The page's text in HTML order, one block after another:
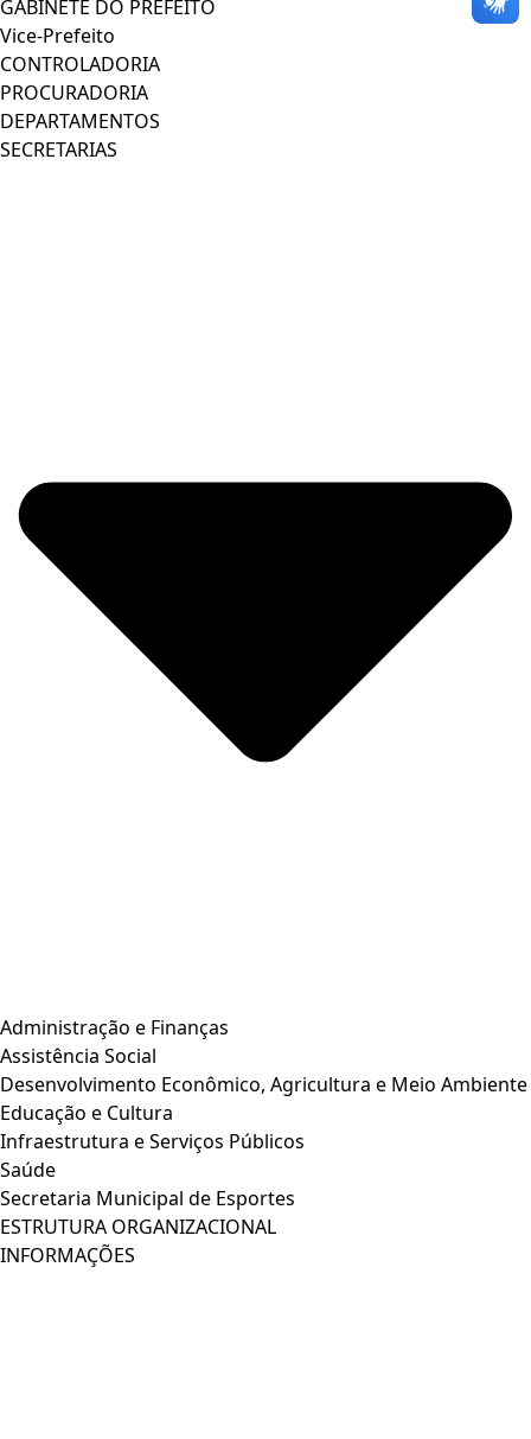
GABINETE DO PREFEITO
Vice-Prefeito
CONTROLADORIA
PROCURADORIA
DEPARTAMENTOS
SECRETARIAS
Administração e Finanças
Assistência Social
Desenvolvimento Econômico, Agricultura e Meio Ambiente
Educação e Cultura
Infraestrutura e Serviços Públicos
Saúde
Secretaria Municipal de Esportes
ESTRUTURA ORGANIZACIONAL
INFORMAÇÕES